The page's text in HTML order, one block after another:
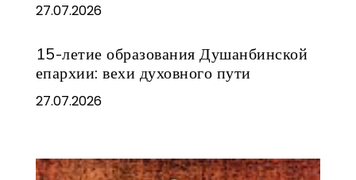
27.07.2026
15-летие образования Душанбинской
епархии: вехи духовного пути
27.07.2026